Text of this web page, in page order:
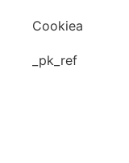
Cookiea
_pk_ref